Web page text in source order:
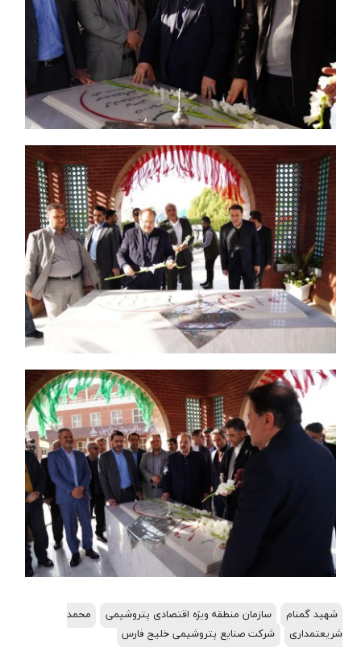
شهید گمنام سازمان منطقه ویژه اقتصادی پتروشیمی
محمد
شریعتمداری
شرکت صنایع پتروشیمی خلیج فارس